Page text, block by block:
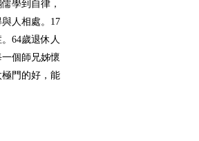
學到自律，
人相處。17
64歲退休人
個師兄姊懷
門的好，能